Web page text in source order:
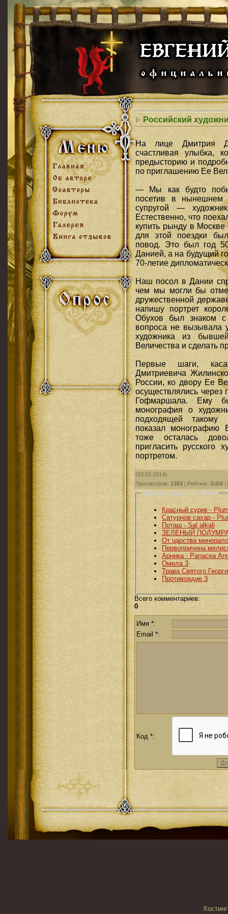
Российский
На лице Дмитрия
счастливая улыбка,
предысторию и
по приглашению Ее
— Мы как будто
посетив в нынешнем
супругой —
Естественно, что
купить рынду в
для этой поездки
повод. Это был год
Данией, а на будущий
70-летие
Наш посол в Дании
чем мы могли бы
дружественной
напишу портрет
Обухов был знаком
вопроса не вызывала
художника из
Величества и сделать
Первые шаги,
Дмитриевича
России, ко двору Ее
осуществлялись
Гофмаршала. Ему
монография о
подходящей такому
показал монографию
тоже осталась
пригласить
портретом.
(03.03.2014)
Просмотров: 1353 Рейтинг: 0.0/0
Другие статьи по теме:
Красный сурик -
Сатурнов сахар -
Поташ - Sal alkali
ЗЕЛЕНЫЙ
От царства
Первопричина
Арника - Panacea
Омела 3
Трава Святого
Противоядие 3
Всего комментариев:
0
Имя *:
Email *:
Код *: